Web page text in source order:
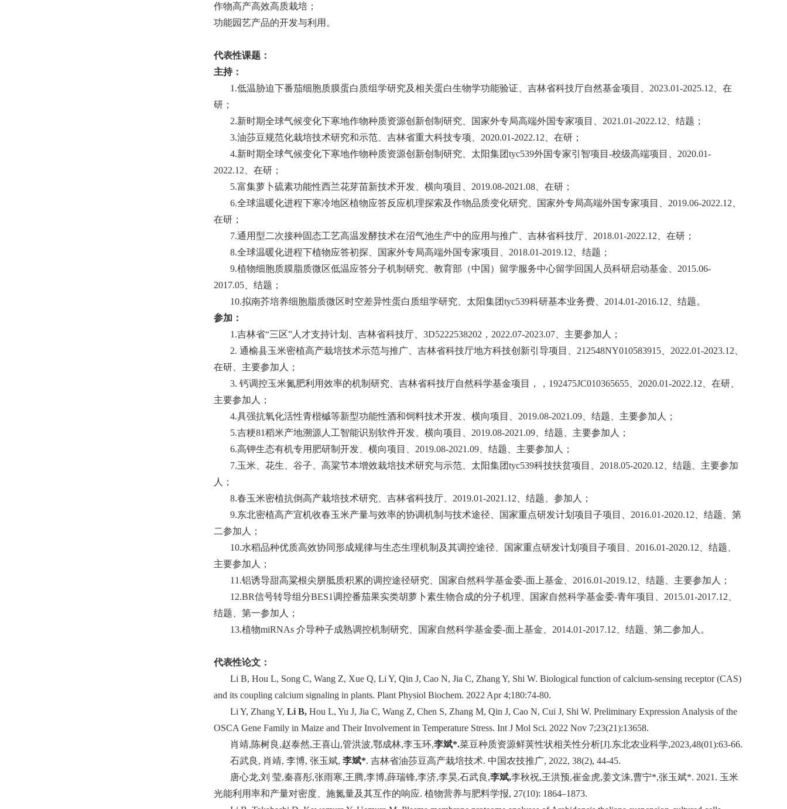
作物高产高效高质栽培；
功能园艺产品的开发与利用。
代表性课题：
主持：
1.低温胁迫下番茄细胞质膜蛋白质组学研究及相关蛋白生物学功能验证、 吉林省科技厅自然基金项目、 2023.01-2025.12 、在
研；
2.新时期全球气候变化下寒地作物种质资源创新创制研究、国家外专局高端外国专家项目、 2021.01-2022.12 、结题；
3.油莎豆规范化栽培技术研究和示范、吉林省重大科技专项、 2020.01-2022.12 、在研；
4.新时期全球气候变化下寒地作物种质资源创新创制研究、太阳集团tyc539外国专家引智项目 -校级高端项目、 2020.01-
2022.12 、在研；
5.富集萝卜硫素功能性西兰花芽苗新技术开发、横向项目、 2019.08-2021.08 、在研；
6.全球温暖化进程下寒冷地区植物应答反应机理探索及作物品质变化研究、国家外专局高端外国专家项目、 2019.06-2022.12
在研；
7.通用型二次接种固态工艺高温发酵技术在沼气池生产中的应用与推广、吉林省科技厅、 2018.01-2022.12 、在研；
8.全球温暖化进程下植物应答初探、国家外专局高端外国专家项目、 2018.01-2019.12 、结题；
9.植物细胞质膜脂质微区低温应答分子机制研究、教育部（中国）留学服务中心留学回国人员科研启动基金、 2015.06-
2017.05 、结题；
10.拟南芥培养细胞脂质微区时空差异性蛋白质组学研究、太阳集团tyc539科研基本业务费、 2014.01-2016.12 、结题。
参加：
1.吉林省“三区” 人才支持计划、 吉林省科技厅 3D5222538202 ， 2022.07-2023.07
主要参加人；
2. 通榆县玉米密植高产栽培技术示范与推广、吉林省科技厅地方科技创新引导项目、 212548NY010583915 2022.01-2023.12
在研
主要参加人；
3. 钙调控玉米氮肥利用效率的机制研究、吉林省科技厅自然科学基金项目，， 192475JC010365655 2020.01-2022.12 在研
主要参加人；
4.具强抗氧化活性青楷槭等新型功能性酒和饲料技术开发、横向项目、 2019.08-2021.09 、结题、主要参加人；
5.吉粳81稻米产地溯源人工智能识别软件开发、横向项目、 2019.08-2021.09 、结题、主要参加人；
6.高钾生态有机专用肥研制开发、横向项目、 2019.08-2021.09 、结题、主要参加人；
7.玉米、花生、谷子、高粱节本增效栽培技术研究与示范、太阳集团tyc539科技扶贫项目、 2018.05-2020.12 、结题、主要参加
人；
8.春玉米密植抗倒高产栽培技术研究、吉林省科技厅、 2019.01-2021.12 、结题、参加人；
9.东北密植高产宜机收春玉米产量与效率的协调机制与技术途径、国家重点研发计划项目子项目、 2016.01-2020.12 、结题、第
二参加人；
10.水稻品种优质高效协同形成规律与生态生理机制及其调控途径、国家重点研发计划项目子项目、 2016.01-2020.12 、结题、
主要参加人；
11.铝诱导甜高粱根尖胼胝质积累的调控途径研究、国家自然科学基金委-面上基金、 2016.01-2019.12 、结题、主要参加人；
12.BR信号转导组分BES1调控番茄果实类胡萝卜素生物合成的分子机理、国家自然科学基金委-青年项目、 2015.01-2017.12
结题、第一参加人；
13.植物miRNAs 介导种子成熟调控机制研究、国家自然科学基金委-面上基金、 2014.01-2017.12 、结题、第二参加人。
代表性论文：
Li B, Hou L, Song C, Wang Z, Xue Q, Li Y, Qin J, Cao N, Jia C, Zhang Y, Shi W. Biological function of calcium-sensing receptor (CAS)
and its coupling calcium signaling in plants. Plant Physiol Biochem. 2022 Apr 4;180:74-80.
Li Y, Zhang Y, Li B, Hou L, Yu J, Jia C, Wang Z, Chen S, Zhang M, Qin J, Cao N, Cui J, Shi W. Preliminary Expression Analysis of the
OSCA Gene Family in Maize and Their Involvement in Temperature Stress. Int J Mol Sci. 2022 Nov 7;23(21):13658.
肖靖,陈树良 ,赵泰然,王喜山,管洪波,鄂成林,李玉环,李斌*.菜豆种质资源鲜荚性状相关性分析[J].东北农业科学,2023,48(01):63-66.
石武良 , 肖靖, 李博, 张玉斌, 李斌*. 吉林省油莎豆高产栽培技术. 中国农技推广, 2022, 38(2), 44-45.
唐心龙,刘 莹,秦喜彤,张雨寒,王腾,李博,薛瑞锋,李济,李昊,石武良 ,李斌,李秋祝,王洪预,崔金虎,姜文洙,曹宁*,张玉斌*. 2021. 玉米
光能利用率和产量对密度、施氮量及其互作的响应. 植物营养与肥料学报, 27(10): 1864–1873.